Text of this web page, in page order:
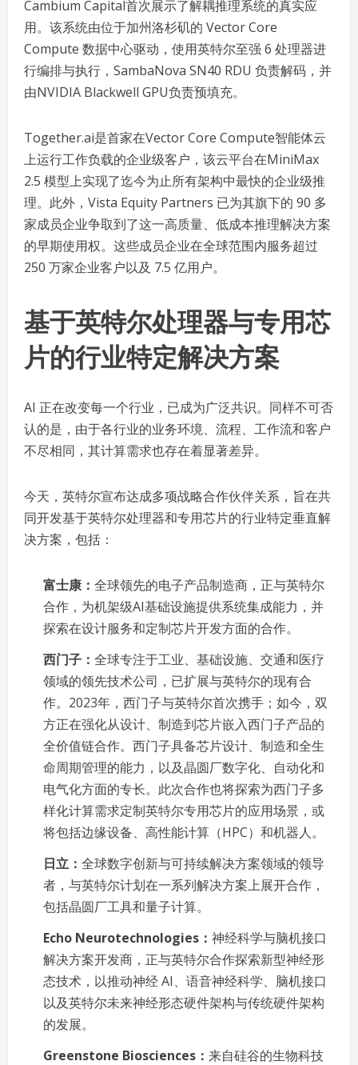
Cambium Capital首次展示了解耦推理系统的真实应
用。该系统由位于加州洛杉矶的 Vector Core
Compute 数据中心驱动，使用英特尔至强 6 处理器进
行编排与执行，SambaNova SN40 RDU 负责解码，并
由NVIDIA Blackwell GPU负责预填充。
Together.ai是首家在Vector Core Compute智能体云
上运行工作负载的企业级客户，该云平台在MiniMax
2.5 模型上实现了迄今为止所有架构中最快的企业级推
理。此外，Vista Equity Partners 已为其旗下的 90 多
家成员企业争取到了这一高质量、低成本推理解决方案
的早期使用权。这些成员企业在全球范围内服务超过
250 万家企业客户以及 7.5 亿用户。
基于英特尔处理器与专用芯
片的行业特定解决方案
AI 正在改变每一个行业，已成为广泛共识。同样不可否
认的是，由于各行业的业务环境、流程、工作流和客户
不尽相同，其计算需求也存在着显著差异。
今天，英特尔宣布达成多项战略合作伙伴关系，旨在共
同开发基于英特尔处理器和专用芯片的行业特定垂直解
决方案，包括：
富士康： 全球领先的电子产品制造商，正与英特尔
合作，为机架级AI基础设施提供系统集成能力，并
探索在设计服务和定制芯片开发方面的合作。
西门子： 全球专注于工业、基础设施、交通和医疗
领域的领先技术公司，已扩展与英特尔的现有合
作。2023年，西门子与英特尔首次携手；如今，双
方正在强化从设计、制造到芯片嵌入西门子产品的
全价值链合作。西门子具备芯片设计、制造和全生
命周期管理的能力，以及晶圆厂数字化、自动化和
电气化方面的专长。此次合作也将探索为西门子多
样化计算需求定制英特尔专用芯片的应用场景，或
将包括边缘设备、高性能计算（HPC）和机器人。
日立： 全球数字创新与可持续解决方案领域的领导
者，与英特尔计划在一系列解决方案上展开合作，
包括晶圆厂工具和量子计算。
Echo Neurotechnologies： 神经科学与脑机接口
解决方案开发商，正与英特尔合作探索新型神经形
态技术，以推动神经 AI、语音神经科学、脑机接口
以及英特尔未来神经形态硬件架构与传统硬件架构
的发展。
Greenstone Biosciences： 来自硅谷的生物科技